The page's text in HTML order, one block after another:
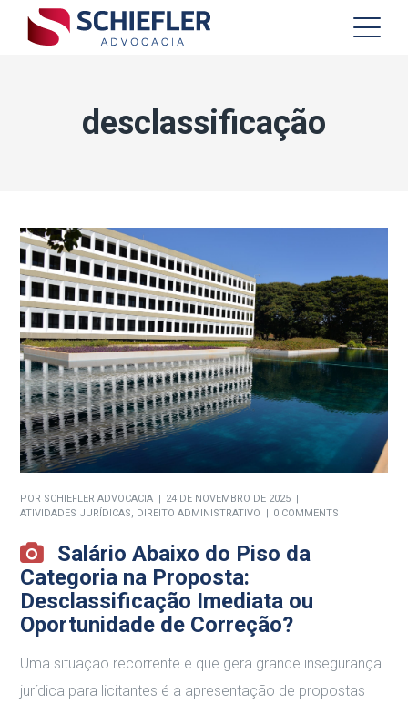
desclassificação
POR SCHIEFLER ADVOCACIA
24 DE NOVEMBRO DE 2025
ATIVIDADES JURÍDICAS, DIREITO ADMINISTRATIVO 0 COMMENTS
Salário Abaixo do Piso da
Categoria na Proposta:
Desclassificação Imediata ou
Oportunidade de Correção?
Uma situação recorrente e que gera grande insegurança
jurídica para licitantes é a apresentação de propostas